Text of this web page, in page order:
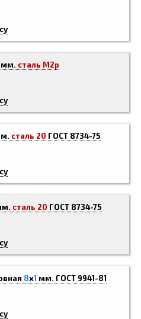
мм. сталь М2р
сталь 20 ГОСТ 8734-75
сталь 20 ГОСТ 8734-75
8x1 мм. ГОСТ 9941-81